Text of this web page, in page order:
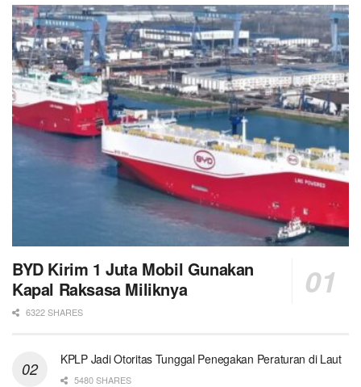
BYD Kirim 1 Juta Mobil Gunakan
Kapal Raksasa Miliknya
6322 SHARES
KPLP Jadi Otoritas Tunggal Penegakan Peraturan di Laut
5480 SHARES